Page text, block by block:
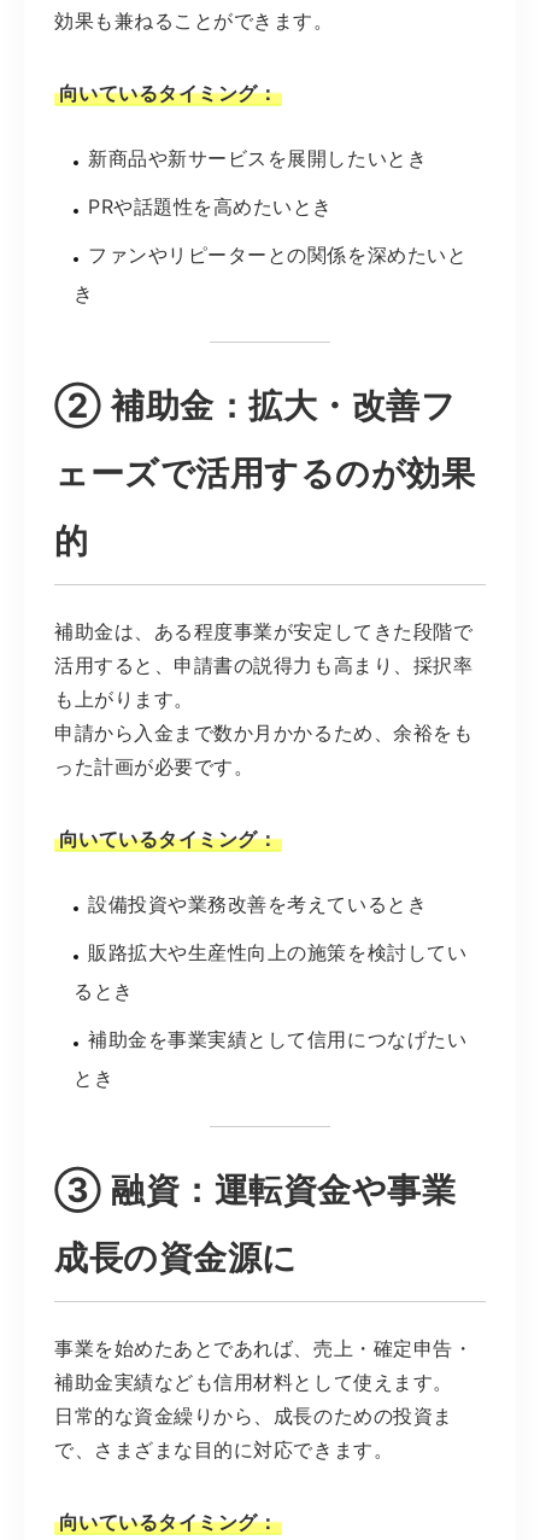
効果も兼ねることができます。
向いているタイミング：
新商品や新サービスを展開したいとき
PRや話題性を高めたいとき
ファンやリピーターとの関係を深めたいと
き
② 補助金：拡大・改善フ
ェーズで活用するのが効果
的
補助金は、ある程度事業が安定してきた段階で
活用すると、申請書の説得力も高まり、採択率
も上がります。
申請から入金まで数か月かかるため、余裕をも
った計画が必要です。
向いているタイミング：
設備投資や業務改善を考えているとき
販路拡大や生産性向上の施策を検討してい
るとき
補助金を事業実績として信用につなげたい
とき
③ 融資：運転資金や事業
成長の資金源に
事業を始めたあとであれば、売上・確定申告・
補助金実績なども信用材料として使えます。
日常的な資金繰りから、成長のための投資ま
で、さまざまな目的に対応できます。
向いているタイミング：